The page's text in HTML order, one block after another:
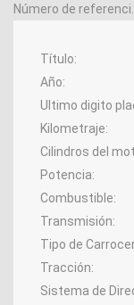
Título
Año
Kilometraje
Potencia
Combustible
Transmisión
Tracción